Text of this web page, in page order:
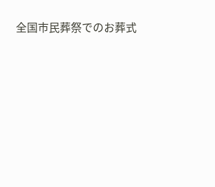
全国市民葬祭でのお葬式